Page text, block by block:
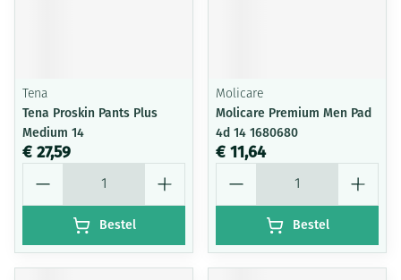
Tena
Tena Proskin Pants Plus
Medium 14
€ 27,59
Bestel
Molicare
Molicare Premium Men Pad
4d 14 1680680
€ 11,64
Bestel